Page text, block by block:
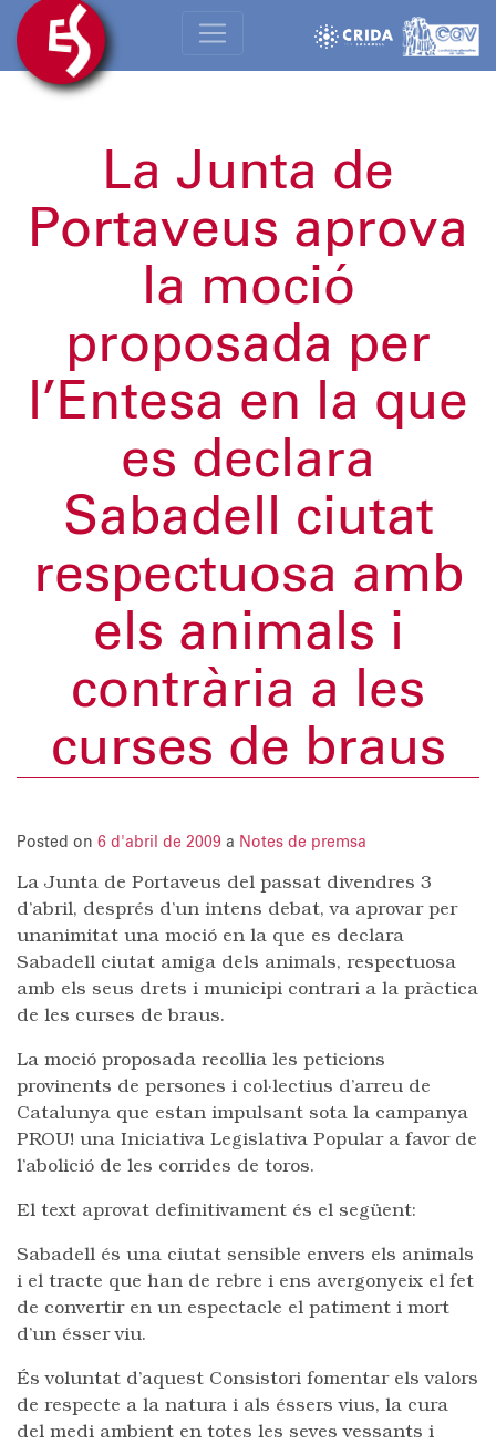
La Junta de
Portaveus aprova
la moció
proposada per
l’Entesa en la que
es declara
Sabadell ciutat
respectuosa amb
els animals i
contrària a les
curses de braus
Posted on 6 d'abril de 2009 a Notes de premsa
La Junta de Portaveus del passat divendres 3
d’abril, després d’un intens debat, va aprovar per
unanimitat una moció en la que es declara
Sabadell ciutat amiga dels animals, respectuosa
amb els seus drets i municipi contrari a la pràctica
de les curses de braus.
La moció proposada recollia les peticions
provinents de persones i col·lectius d’arreu de
Catalunya que estan impulsant sota la campanya
PROU! una Iniciativa Legislativa Popular a favor de
l’abolició de les corrides de toros.
El text aprovat definitivament és el següent:
Sabadell és una ciutat sensible envers els animals
i el tracte que han de rebre i ens avergonyeix el fet
de convertir en un espectacle el patiment i mort
d’un ésser viu.
És voluntat d’aquest Consistori fomentar els valors
de respecte a la natura i als éssers vius, la cura
del medi ambient en totes les seves vessants i